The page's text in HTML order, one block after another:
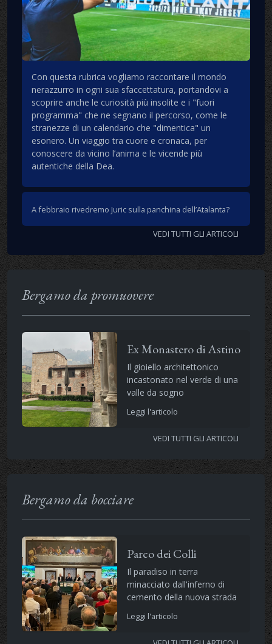
Con questa rubrica vogliamo raccontare il mondo
nerazzurro in ogni sua sfaccettatura, portandovi a
scoprire anche le curiosità più insolite e i "fuori
programma" che ne segnano il percorso, come le
stranezze di un calendario che "dimentica" un
esonero. Un viaggio tra cuore e cronaca, per
conoscere da vicino l’anima e le vicende più
autentiche della Dea.
A febbraio rivedremo Juric sulla panchina dell’Atalanta?
VEDI TUTTI GLI ARTICOLI
Bergamo da promuovere
Ex Monastero di Astino
Il gioiello architettonico
incastonato nel verde di una
valle da sogno
Leggi l'articolo
VEDI TUTTI GLI ARTICOLI
Bergamo da bocciare
Parco dei Colli
Il paradiso in terra
minacciato dall'inferno di
cemento della nuova strada
Leggi l'articolo